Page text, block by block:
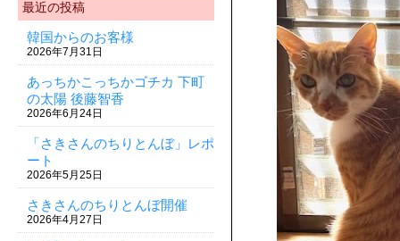
最近の投稿
韓国からのお客様
2026年7月31日
あっちかこっちかゴチカ 下町
の太陽 後藤智香
2026年6月24日
「さきさんのちりとんぼ」レポ
ート
2026年5月25日
さきさんのちりとんぼ開催
2026年4月27日